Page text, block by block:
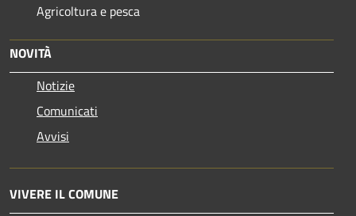
Agricoltura e pesca
NOVITÀ
Notizie
Comunicati
Avvisi
VIVERE IL COMUNE